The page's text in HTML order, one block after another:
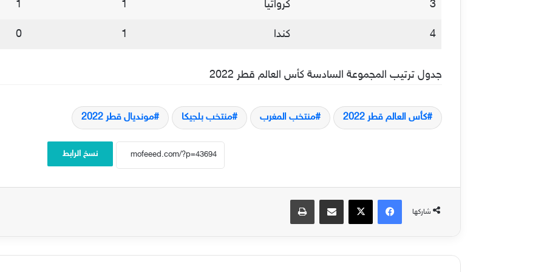
3 كرواتيا 1
1
4 كندا 1
0
جدول ترتيب المجموعة السادسة كأس العالم قطر 2022
كأس العالم قطر 2022 منتخب المغرب منتخب بلجيكا مونديال قطر 2022
نسخ الرابط
شاركها
فيسبوك‫X مشاركة عبر البريد طباعة